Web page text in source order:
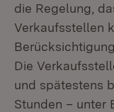
die Regelung,
Verkaufsstellen
Die
und spätestens
Stunden – unter